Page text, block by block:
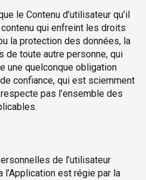
le Contenu d’utilisateur qu’il
qui enfreint les droits
la protection des données, la
de toute autre personne, qui
une quelconque obligation
confiance, qui est sciemment
pas l’ensemble des
de l’utilisateur
est régie par la